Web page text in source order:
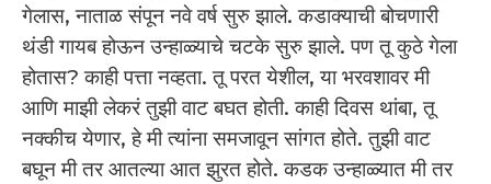
गेलास, नाताळ संपून नवे वर्ष सुरु झाले. कडाक्याची बोचणारी
थंडी गायब होऊन उन्हाळ्याचे चटके सुरु झाले. पण तू कुठे गेला
होतास? काही पत्ता नव्हता. तू परत येशील, या भरवशावर मी
आणि माझी लेकरं तुझी वाट बघत होती. काही दिवस थांबा, तू
नक्कीच येणार, हे मी त्यांना समजावून सांगत होते. तुझी वाट
बघून मी तर आतल्या आत झुरत होते. कडक उन्हाळ्यात मी तर